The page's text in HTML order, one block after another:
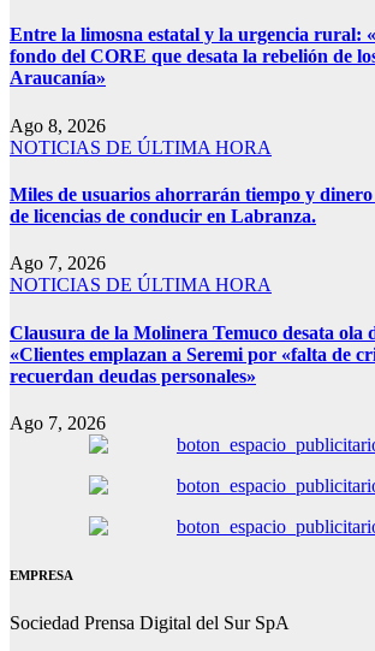
Entre la limosna estatal y la urgencia rural:
fondo del CORE que desata la rebelión de
Araucanía»
Ago 8, 2026
NOTICIAS DE ÚLTIMA HORA
Miles de usuarios ahorrarán tiempo y
de licencias de conducir en Labranza.
Ago 7, 2026
NOTICIAS DE ÚLTIMA HORA
Clausura de la Molinera Temuco desata ola
«Clientes emplazan a Seremi por «falta de
recuerdan deudas personales»
Ago 7, 2026
EMPRESA
Sociedad Prensa Digital del Sur SpA